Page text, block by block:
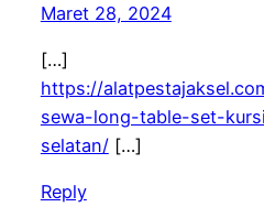
Maret 28, 2024
[…]
https://
sewa-long-table-set-
selatan/[…]
Reply